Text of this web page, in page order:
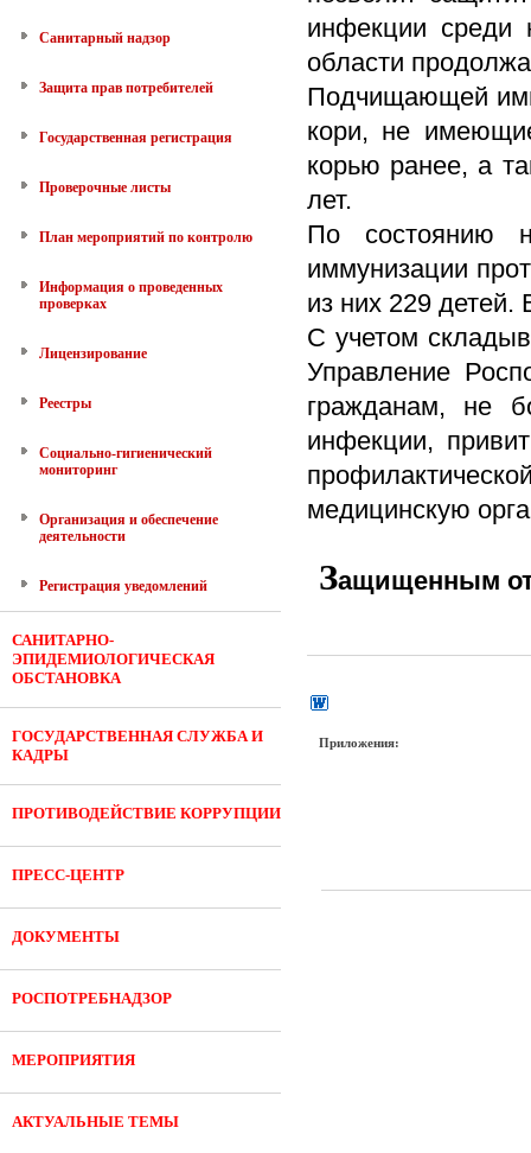
Санитарный надзор
Защита прав потребителей
Государственная регистрация
Проверочные листы
План мероприятий по контролю
Информация о проведенных
проверках
Лицензирование
Реестры
Социально-гигиенический
мониторинг
Организация и обеспечение
деятельности
Регистрация уведомлений
САНИТАРНО-
ЭПИДЕМИОЛОГИЧЕСКАЯ
ОБСТАНОВКА
ГОСУДАРСТВЕННАЯ СЛУЖБА И
КАДРЫ
ПРОТИВОДЕЙСТВИЕ КОРРУПЦИИ
ПРЕСС-ЦЕНТР
ДОКУМЕНТЫ
РОСПОТРЕБНАДЗОР
МЕРОПРИЯТИЯ
АКТУАЛЬНЫЕ ТЕМЫ
инфекции среди
области
Подчищающей
кори, не
корью ранее, а
лет.
По состоянию
иммунизации
из них 229
С учетом
Управление
гражданам, не
инфекции,
медицинскую
Защищенным от
Приложения: